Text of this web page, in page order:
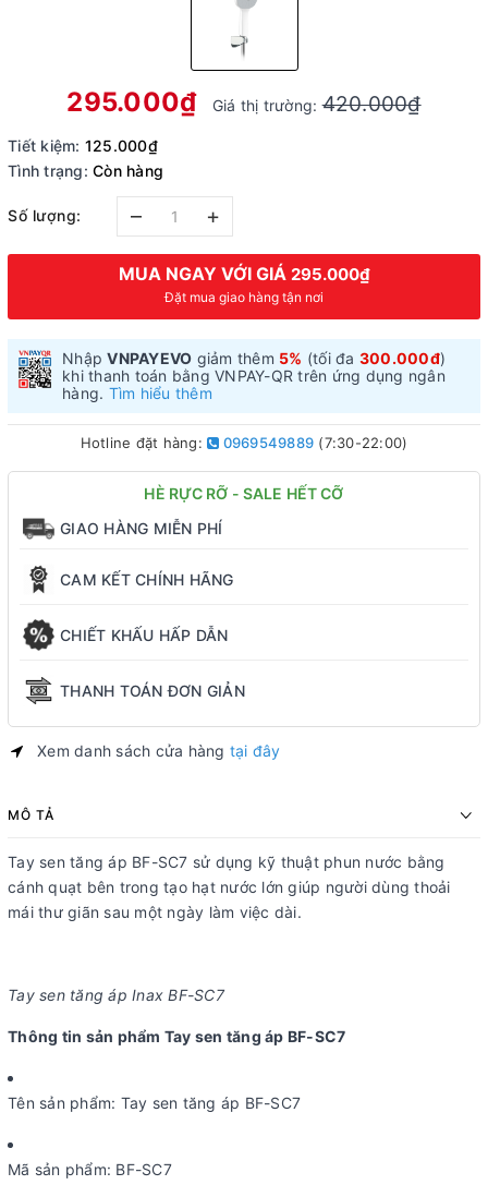
295.000₫ Giá thị trường:420.000₫
Tiết kiệm: 125.000₫
Tình trạng: Còn hàng
Số lượng: – +
MUA NGAY VỚI GIÁ 295.000₫
Đặt mua giao hàng tận nơi
NhậpVNPAYEVO giảm thêm 5% (tối đa 300.000đ)
khi thanh toán bằng VNPAY-QR trên ứng dụng ngân
hàng. Tìm hiểu thêm
Hotline đặt hàng: 0969549889 (7:30-22:00)
HÈ RỰC RỠ - SALE HẾT CỠ
GIAO HÀNG MIỄN PHÍ
CAM KẾT CHÍNH HÃNG
CHIẾT KHẤU HẤP DẪN
THANH TOÁN ĐƠN GIẢN
Xem danh sách cửa hàng tại đây
MÔ TẢ
Tay sen tăng áp BF-SC7 sử dụng kỹ thuật phun nước bằng
cánh quạt bên trong tạo hạt nước lớn giúp người dùng thoải
mái thư giãn sau một ngày làm việc dài.
Tay sen tăng áp Inax BF-SC7
Thông tin sản phẩm Tay sen tăng áp BF-SC7
Tên sản phẩm: Tay sen tăng áp BF-SC7
Mã sản phẩm: BF-SC7